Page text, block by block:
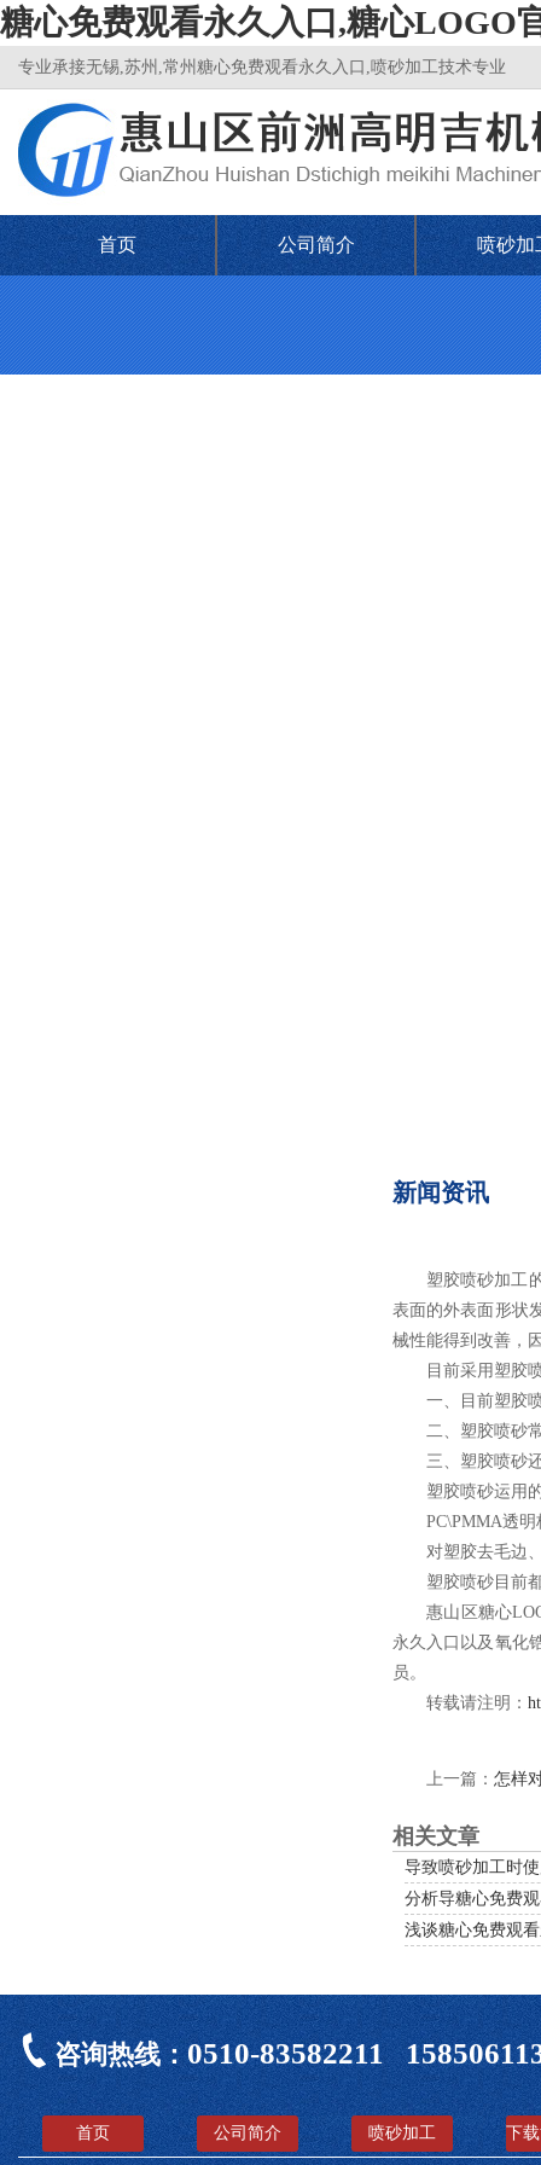
糖心免费观看永久入口,糖心LOGO
专业承接无锡,苏州,常州糖心免费观看永久入口,喷砂加工技术专业
首页 公司简介 喷砂加
新闻资讯
塑胶喷砂加工的原
表面的外表面形状发
械性能得到改善
目前采用塑胶喷砂
一、目前塑胶
二、塑胶喷砂
三、塑胶喷砂还常
塑胶喷砂运用的优
PC\PMMA透明板
对塑胶去毛边、批
塑胶喷砂目前都是
惠山区糖心LOGO
永久入口以及氧化锆
员。
转载请注明：
上一篇： 怎样
相关文章
导致喷砂加工时使
分析导糖心免费
浅谈糖心免费观
咨询热线：0510-83582211
首页 公司简介 喷砂加工
下